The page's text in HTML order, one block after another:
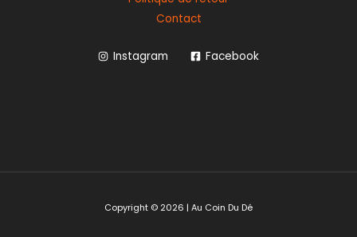
Contact
Instagram Facebook
Copyright © 2026 | Au Coin Du Dé